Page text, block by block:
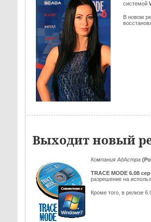
системой
В новом
Выходит новый
Компания АдАстра
TRACE MODE 6.08
разрешение на
Кроме того, в релизе